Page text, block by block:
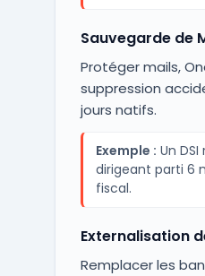
Sauvegarde de
Protéger mails,
suppression
jours natifs.
Exemple : Un
dirigeant parti 6
fiscal.
Externalisation
Remplacer les